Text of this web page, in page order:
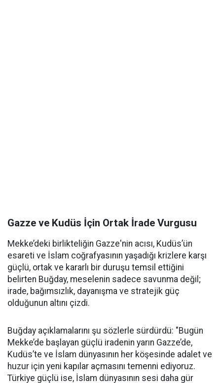
Gazze ve Kudüs İçin Ortak İrade Vurgusu
Mekke’deki birlikteliğin Gazze'nin acısı, Kudüs’ün
esareti ve İslam coğrafyasının yaşadığı krizlere karşı
güçlü, ortak ve kararlı bir duruşu temsil ettiğini
belirten Buğday, meselenin sadece savunma değil;
irade, bağımsızlık, dayanışma ve stratejik güç
olduğunun altını çizdi.
Buğday açıklamalarını şu sözlerle sürdürdü: "Bugün
Mekke’de başlayan güçlü iradenin yarın Gazze’de,
Kudüs’te ve İslam dünyasının her köşesinde adalet ve
huzur için yeni kapılar açmasını temenni ediyoruz.
Türkiye güçlü ise, İslam dünyasının sesi daha gür